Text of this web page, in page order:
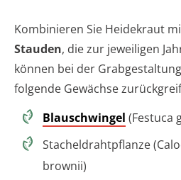
Kombinieren Sie Heidekraut
Stauden, die zur jeweiligen
können bei der
folgende Gewächse
Blauschwingel (Festuca
Stacheldrahtpflanze
brownii)